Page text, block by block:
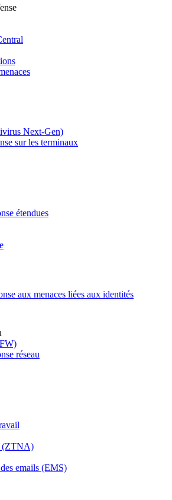
Next-Gen)
sur les terminaux
étendues
aux menaces liées aux identités
réseau
(ZTNA)
emails (EMS)